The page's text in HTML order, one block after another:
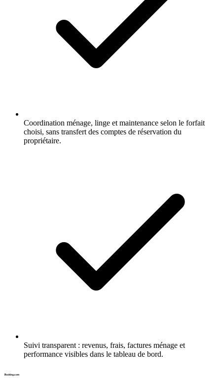
Coordination ménage, linge et maintenance selon le forfait
choisi, sans transfert des comptes de réservation du
propriétaire.
Suivi transparent : revenus, frais, factures ménage et
performance visibles dans le tableau de bord.